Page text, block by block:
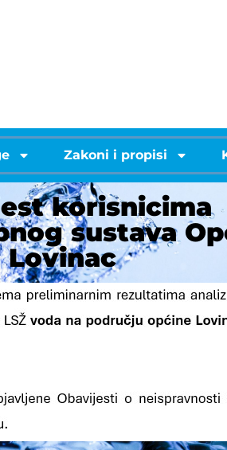
Zakoni i propisi
korisnicima
sustava
Lovinac